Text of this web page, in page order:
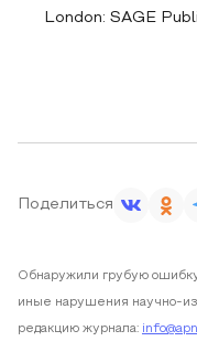
London: SAGE
Поделиться
Обнаружили грубую
иные нарушения научно-
редакцию журнала: